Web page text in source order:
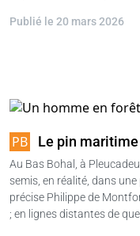
Publié le 20 mars 2026
Le pin
Au Bas Bohal, à
semis, en réalité, dans une
précise Philippe de
; en lignes distantes de